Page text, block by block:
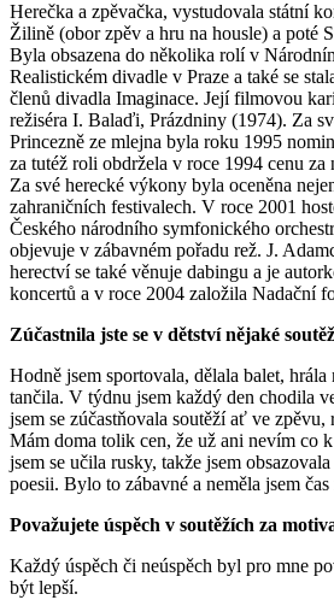
Herečka a zpěvačka, vystudovala státní
Žilině (obor zpěv a hru na housle) a poté
Byla obsazena do několika rolí v
Realistickém divadle v Praze a také se
členů divadla Imaginace. Její filmovou
režiséra I. Balaďi, Prázdniny (1974). Za
Princezně ze mlejna byla roku 1995
za tutéž roli obdržela v roce 1994 cenu
Za své herecké výkony byla oceněna
zahraničních festivalech. V roce 2001
Českého národního symfonického
objevuje v zábavném pořadu rež. J.
herectví se také věnuje dabingu a je
koncertů a v roce 2004 založila Nadační
Zúčastnila jste se v dětství nějaké
Hodně jsem sportovala, dělala balet, hrála
tančila. V týdnu jsem každý den chodila
jsem se zúčastňovala soutěží ať ve zpěvu,
Mám doma tolik cen, že už ani nevím co
jsem se učila rusky, takže jsem
poesii. Bylo to zábavné a neměla jsem
Považujete úspěch v soutěžích za
Každý úspěch či neúspěch byl pro mne
být lepší.